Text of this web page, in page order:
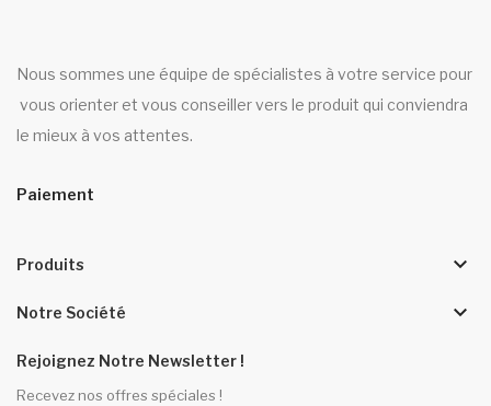
Nous sommes une équipe de spécialistes à votre service pour
vous orienter et vous conseiller vers le produit qui conviendra
le mieux à vos attentes.
Paiement
Produits keyboard_arrow_down
Notre Société keyboard_arrow_down
Rejoignez Notre Newsletter !
Recevez nos offres spéciales !